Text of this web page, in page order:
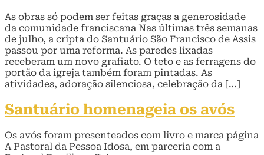
As obras só podem ser feitas graças a generosidade
da comunidade franciscana Nas últimas três semanas
de julho, a cripta do Santuário São Francisco de Assis
passou por uma reforma. As paredes lixadas
receberam um novo grafiato. O teto e as ferragens do
portão da igreja também foram pintadas. As
atividades, adoração silenciosa, celebração da […]
Santuário homenageia os avós
Os avós foram presenteados com livro e marca página
A Pastoral da Pessoa Idosa, em parceria com a